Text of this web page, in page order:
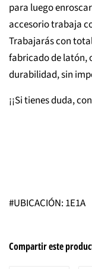
para luego
accesorio trabaja
Trabajarás con
fabricado de latón,
durabilidad, sin
¡¡Si tienes duda,
#UBICACIÓN: 1E1A
Compartir este